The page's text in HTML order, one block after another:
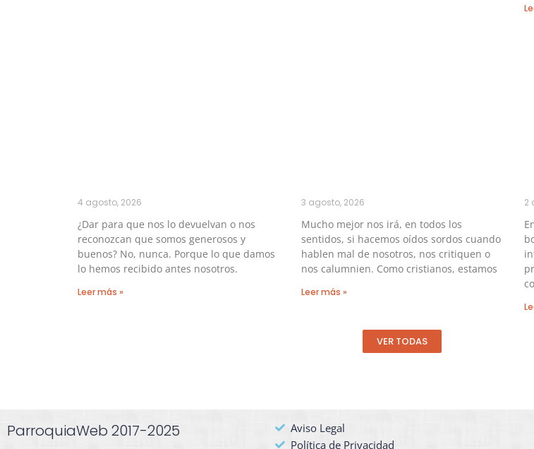
4 agosto, 2026
¿Dar para que nos lo devuelvan o nos
reconozcan que somos generosos y
buenos? No, nunca. Porque lo que damos
lo hemos recibido antes nosotros.
Leer más »
3 agosto, 2026
Mucho mejor nos irá, en todos los
sentidos, si hacemos oídos sordos cuando
hablen mal de nosotros, nos critiquen o
nos calumnien. Como cristianos, estamos
Leer más »
2
VER TODAS
ParroquiaWeb 2017-2025
Aviso Legal
Política de Privacidad